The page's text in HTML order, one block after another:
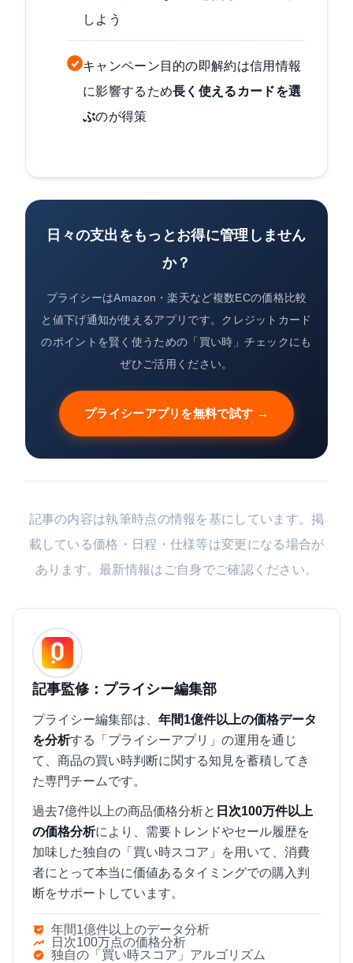
しよう
キャンペーン目的の即解約は信用情報
に影響するため長く使えるカードを選
ぶのが得策
日々の支出をもっとお得に管理しません
か？
プライシーはAmazon・楽天など複数ECの価格比較
と値下げ通知が使えるアプリです。クレジットカード
のポイントを賢く使うための「買い時」チェックにも
ぜひご活用ください。
プライシーアプリを無料で試す →
記事の内容は執筆時点の情報を基にしています。掲
載している価格・日程・仕様等は変更になる場合が
あります。最新情報はご自身でご確認ください。
記事監修：プライシー編集部
プライシー編集部は、 年間1億件以上の価格データ
を分析する「プライシーアプリ」の運用を通じ
て、商品の買い時判断に関する知見を蓄積してき
た専門チームです。
過去7億件以上の商品価格分析と 日次100万件以上
の価格分析により、需要トレンドやセール履歴を
加味した独自の「買い時スコア」を用いて、消費
者にとって本当に価値あるタイミングでの購入判
断をサポートしています。
年間1億件以上のデータ分析
日次100万点の価格分析
独自の「買い時スコア」アルゴリズム